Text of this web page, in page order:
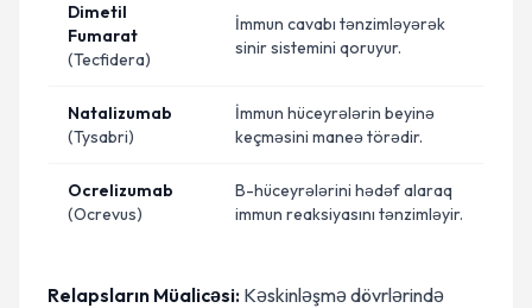
Dimetil
Fumarat
(Tecfidera)
İmmun cavabı tənzimləyərək
sinir sistemini qoruyur.
Natalizumab
(Tysabri)
İmmun hüceyrələrin beyinə
keçməsini maneə törədir.
Ocrelizumab
(Ocrevus)
B-hüceyrələrini hədəf alaraq
immun reaksiyasını tənzimləyir.
Relapsların Müalicəsi: Kəskinləşmə dövrlərində